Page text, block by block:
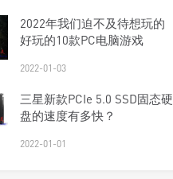
2022年我们迫不及待想玩的
好玩的10款PC电脑游戏
2022-01-03
三星新款PCIe 5.0 SSD固态硬
盘的速度有多快？
2022-01-01